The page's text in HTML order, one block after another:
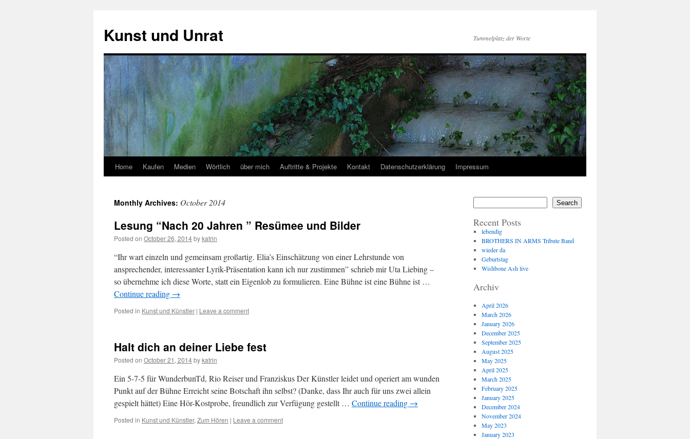
content
Kunst und Unrat Tummelplatz der Worte
Home Kaufen Medien Wörtlich über mich Auftritte & Projekte Kontakt Datenschutzerklärung Impressum
Monthly Archives: October 2014
Lesung “Nach 20 Jahren ” Resümee und Bilder
Posted on October 26, 2014bykatrin
“Ihr wart einzeln und gemeinsam großartig. Elia’s Einschätzung von einer Lehrstunde von
ansprechender, interessanter Lyrik-Präsentation kann ich nur zustimmen” schrieb mir Uta Liebing –
so übernehme ich diese Worte, statt ein Eigenlob zu formulieren. Eine Bühne ist eine Bühne ist …
Continue reading →
Posted in Kunst und Künstler | Leave a comment
Halt dich an deiner Liebe fest
Posted on October 21, 2014bykatrin
Ein 5-7-5 für WunderbunTd, Rio Reiser und Franziskus Der Künstler leidet und operiert am wunden
Punkt auf der Bühne Erreicht seine Botschaft ihn selbst? (Danke, dass Ihr auch für uns zwei allein
gespielt hättet) Eine Hör-Kostprobe, freundlich zur Verfügung gestellt … Continue reading →
Posted in Kunst und Künstler, Zum Hören | Leave a comment
Search
Recent Posts
lebendig
BROTHERS IN ARMS Tribute Band
wieder da
Geburtstag
Wishbone Ash live
Archiv
April 2026
March 2026
January 2026
December 2025
September 2025
August 2025
May 2025
April 2025
March 2025
February 2025
January 2025
December 2024
November 2024
May 2023
January 2023